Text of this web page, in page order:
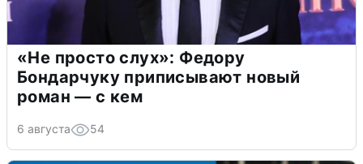
«Не просто слух»: Федору
Бондарчуку приписывают новый
роман — с кем
6 августа 54